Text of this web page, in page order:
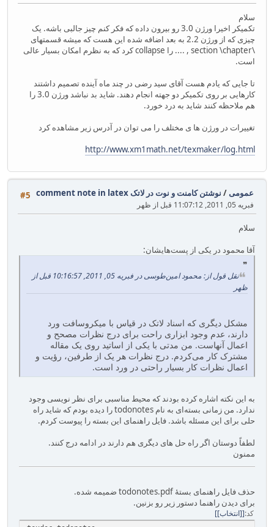
سلام
تکمیکر اخیرا ورژن 3.0 رو بیرون داده که فکر کنم چیز جالبی باشه. یک
چیزی که از ورژن 2.2 به بعد اضافه شده این هست که میشه قسمتهای
\section \chapter , .... را collapse کرد که به نظرم امکان بسیار عالی
است.
تا جایی که یادم هست آقای سید رضی در چند ماه آینده تصمیم داشتند
کارهایی بر روی تکمیکر دو جهته انجام دهند. شاید بد نباشد ورژن 3.0 را
هم ملاحظه کنند شاید به درد خورد.
تغییرات در ورژن ها ی مختلف را می توان در آدرس زیر مشاهده کرد
http://www.xm1math.net/texmaker/log.html
#5 عمومی / نوشتن کامنت و نوت در لاتک comment note in latex
فبریه 05, 2011, 11:07:12 قبل از ظهر
سلام
آقا محمود در یکی از پست‌هایشان:
نقل قول از: محمود امین‌طوسی در فبریه 05, 2011, 10:16:57 قبل از
ظهر
مشکل دیگری که اسناد لاتک در قیاس با میکروسافت ورد
دارند، عدم وجود ابزاری راحت برای درج نظرات مصحح و
اعمال آنهاست. من مدتی با یکی از اساتید روی یک مقاله
مشترک کار می‌کردم. درج نظرات هر یک از طرفین، رؤیت و
اعمال نظرات کار بسیار راحتی در ورد است.
به این نکته اشاره کرده بودند که محیط مناسبی برای نظر نویسی وجود
ندارد. من زمانی بسته‌ای به نام todonotes را دیده بودم که شاید راه
حلی برای این مسئله باشد. فایل راهنمای این بسته را پیوست کردم.
لطفاً دوستان اگر راه حل های دیگری هم دارند در ادامه درج کنند.
ممنون
حذف فایل راهنمای بستهٔ todonotes.pdf ضمیمه شده.
برای دیدن راهنما دستور زیر رو بزنین.
کد [انتخاب]